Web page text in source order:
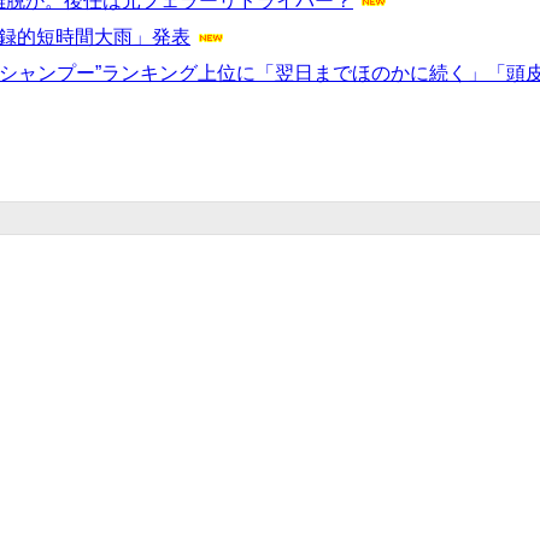
的短時間大雨」発表
ャンプー”ランキング上位に「翌日までほのかに続く」「頭